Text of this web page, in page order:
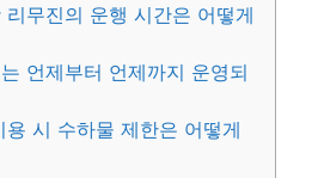
리무진의 운행 시간은 어떻게
언제부터 언제까지 운영되
용 시 수하물 제한은 어떻게